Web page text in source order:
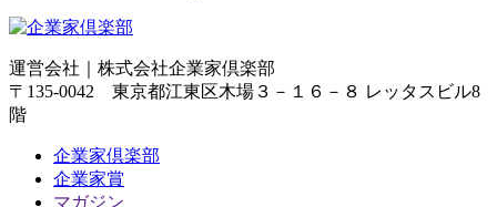
運営会社｜ 株式会社企業家倶楽部
〒135-0042 東京都江東区木場３－１６－８ レッタスビル8
階
企業家倶楽部
企業家賞
マガジン